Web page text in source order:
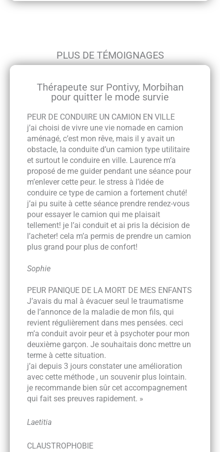
PLUS DE TÉMOIGNAGES
Thérapeute sur Pontivy, Morbihan
pour quitter le mode survie
PEUR DE CONDUIRE UN CAMION EN VILLE
j’ai choisi de vivre une vie nomade en camion
aménagé, c’est mon rêve, mais il y avait un
obstacle, la conduite d’un camion type utilitaire
et surtout le conduire en ville. Laurence m’a
proposé de me guider pendant une séance pour
m’enlever cette peur. le stress à l’idée de
conduire ce type de camion a fortement chuté!
j’ai pu suite à cette séance prendre rendez-vous
pour essayer le camion qui me plaisait
tellement! je l’ai conduit et ai pris la décision de
l’acheter! cela m’a permis de prendre un camion
plus grand pour plus de confort!
Sophie
PEUR PANIQUE DE LA MORT DE MES ENFANTS
J’avais du mal à évacuer seul le traumatisme
de l’annonce de la maladie de mon fils, qui
revient régulièrement dans mes pensées. ceci
m’a conduit avoir peur et à psychoter pour mon
deuxième garçon. Je souhaitais donc mettre un
terme à cette situation.
j’ai depuis 3 jours constater une amélioration
avec cette méthode , un souvenir plus lointain.
je recommande bien sûr cet accompagnement
qui fait ses preuves rapidement. »
Laetitia
CLAUSTROPHOBIE